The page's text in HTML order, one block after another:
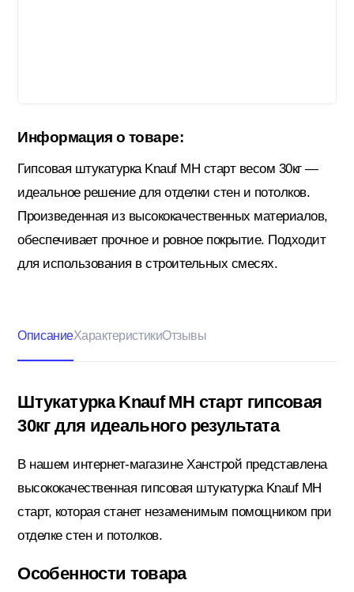
Декоративные штукатурки (готовые)
Картон; Плёнки; Мешки для
строительного мусора
Крепеж; Метизы
Кровельные материалы
Ленты; Серпянки
Металлопрокат
Информация о товаре:
Гипсовая штукатурка Knauf МН старт весом 30кг —
идеальное решение для отделки стен и потолков.
Произведенная из высококачественных материалов,
обеспечивает прочное и ровное покрытие. Подходит
для использования в строительных смесях.
ОписаниеХарактеристикиОтзывы
Штукатурка Knauf МН старт гипсовая
30кг для идеального результата
В нашем интернет-магазине Ханстрой представлена
высококачественная гипсовая штукатурка Knauf МН
старт, которая станет незаменимым помощником при
отделке стен и потолков.
Особенности товара